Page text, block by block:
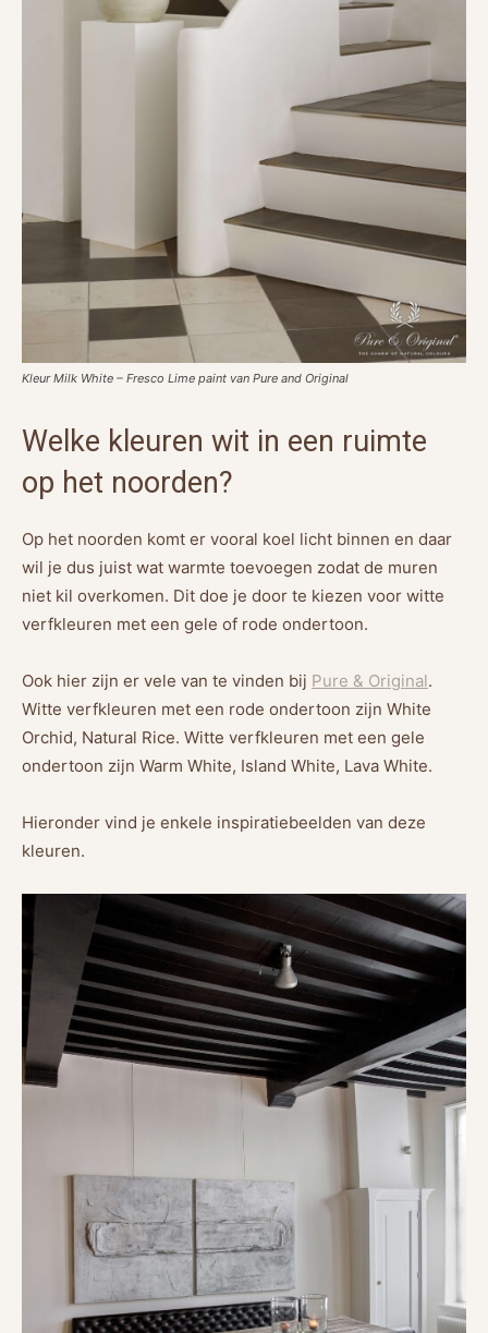
Kleur Milk White – Fresco Lime paint van Pure and Original
Welke kleuren wit in een ruimte
op het noorden?
Op het noorden komt er vooral koel licht binnen en daar
wil je dus juist wat warmte toevoegen zodat de muren
niet kil overkomen. Dit doe je door te kiezen voor witte
verfkleuren met een gele of rode ondertoon.
Ook hier zijn er vele van te vinden bij Pure & Original.
Witte verfkleuren met een rode ondertoon zijn White
Orchid, Natural Rice. Witte verfkleuren met een gele
ondertoon zijn Warm White, Island White, Lava White.
Hieronder vind je enkele inspiratiebeelden van deze
kleuren.